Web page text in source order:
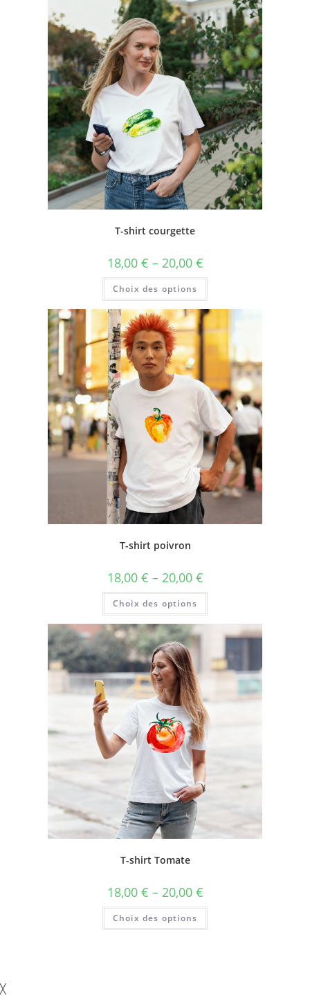
T-shirt courgette
18,00 € – 20,00 €
Choix des options
T-shirt poivron
18,00 € – 20,00 €
Choix des options
T-shirt Tomate
18,00 € – 20,00 €
Choix des options
╳